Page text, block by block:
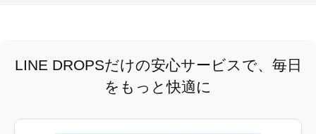
LINE DROPSだけの安心サービスで、毎日
をもっと快適に